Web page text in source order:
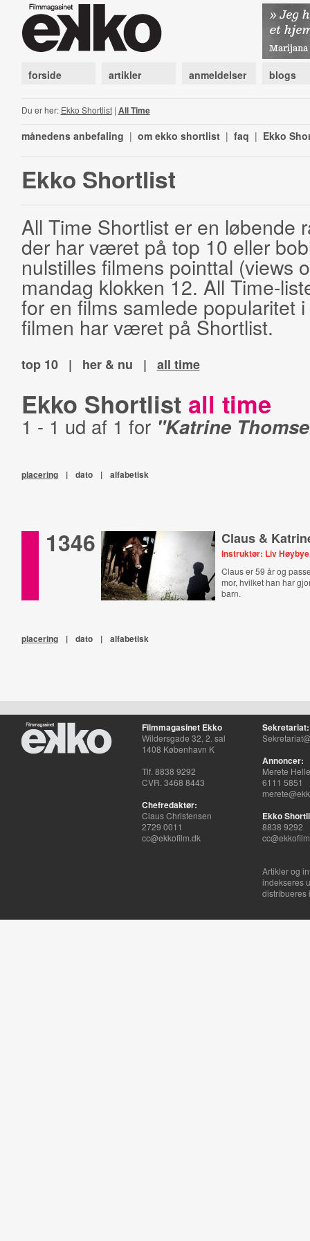
forside artikler anmeldelser blogs
Du er her: Ekko Shortlist| All Time
månedens anbefaling | om ekko shortlist | faq | Ekko
Ekko Shortlist
All Time Shortlist er en løbende
der har været på top 10 eller
nulstilles filmens pointtal (views
mandag klokken 12. All Time-
for en films samlede popularitet
filmen har været på Shortlist.
top 10 | her & nu | all time
Ekko Shortlist all time
1 - 1 ud af 1 for "Katrine
placering | dato | alfabetisk
1346 Claus &
Instruktør: Liv
Claus er 59 år og
mor, hvilket han har
barn.
placering | dato | alfabetisk
Filmmagasinet Ekko
Wildersgade 32, 2. sal
1408 København K
Tlf. 8838 9292
CVR. 3468 8443
Chefredaktør:
Claus Christensen
2729 0011
cc@ekkofilm.dk
Sekretariat:
Annoncer:
Merete
6111 5851
Ekko
8838 9292
Artikler og
indekseres
distribueres